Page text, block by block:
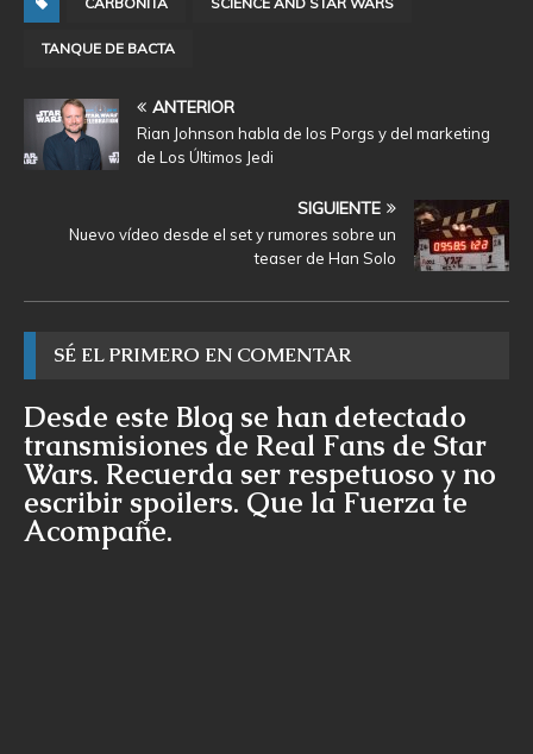
TANQUE DE BACTA
ANTERIOR
Rian Johnson habla de los Porgs y del marketing
de Los Últimos Jedi
SIGUIENTE
Nuevo vídeo desde el set y rumores sobre un
teaser de Han Solo
SÉ EL PRIMERO EN COMENTAR
Desde este Blog se han detectado
transmisiones de Real Fans de Star
Wars. Recuerda ser respetuoso y no
escribir spoilers. Que la Fuerza te
Acompañe.